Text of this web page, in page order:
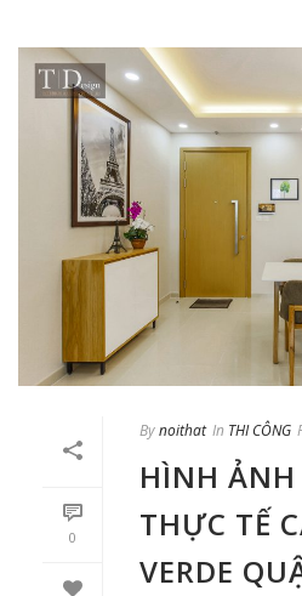
0
Bynoithat In THI CÔNG
HÌNH ẢNH
THỰC TẾ
VERDE